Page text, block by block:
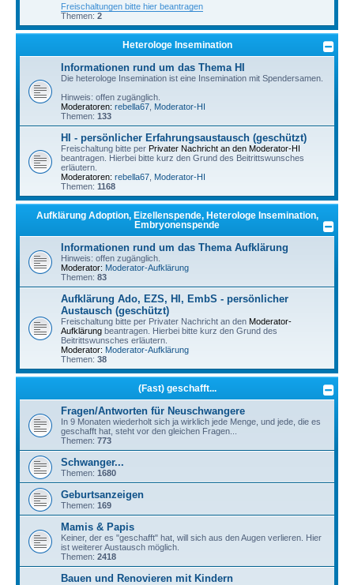
Freischaltungen bitte hier beantragen
Themen: 2
Heterologe Insemination
Informationen rund um das Thema HI
Die heterologe Insemination ist eine Insemination mit Spendersamen.
Hinweis: offen zugänglich.
Moderatoren: rebella67 Moderator-HI
Themen: 133
HI - persönlicher Erfahrungsaustausch (geschützt)
Freischaltung bitte per Privater Nachricht an den Moderator-HI
beantragen. Hierbei bitte kurz den Grund des Beitrittswunsches
erläutern.
Moderatoren: rebella67 Moderator-HI
Themen: 1168
Aufklärung Adoption, Eizellenspende, Heterologe Insemination,
Embryonenspende
Informationen rund um das Thema Aufklärung
Hinweis: offen zugänglich.
Moderator: Moderator-Aufklärung
Themen: 83
Aufklärung Ado, EZS, HI, EmbS - persönlicher
Austausch (geschützt)
Freischaltung bitte per Privater Nachricht an den Moderator-
Aufklärung beantragen. Hierbei bitte kurz den Grund des
Beitrittswunsches erläutern.
Moderator: Moderator-Aufklärung
Themen: 38
(Fast) geschafft...
Fragen/Antworten für Neuschwangere
In 9 Monaten wiederholt sich ja wirklich jede Menge, und jede, die es
geschafft hat, steht vor den gleichen Fragen...
Themen: 773
Schwanger...
Themen: 1680
Geburtsanzeigen
Themen: 169
Mamis & Papis
Keiner, der es "geschafft" hat, will sich aus den Augen verlieren. Hier
ist weiterer Austausch möglich.
Themen: 2418
Bauen und Renovieren mit Kindern